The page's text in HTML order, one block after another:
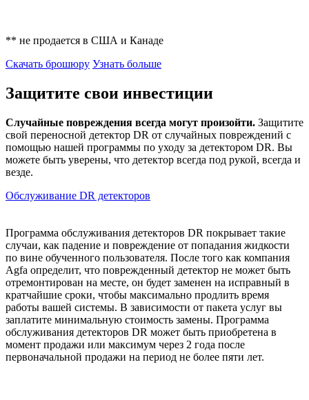
** не продается в США и Канаде
Скачать брошюру Узнать больше
Защитите свои инвестиции
Случайные повреждения всегда могут произойти. Защитите
свой переносной детектор DR от случайных повреждений с
помощью нашей программы по уходу за детектором DR. Вы
можете быть уверены, что детектор всегда под рукой, всегда и
везде.
Обслуживание DR детекторов
Программа обслуживания детекторов DR покрывает такие
случаи, как падение и повреждение от попадания жидкости
по вине обученного пользователя. После того как компания
Agfa определит, что поврежденный детектор не может быть
отремонтирован на месте, он будет заменен на исправный в
кратчайшие сроки, чтобы максимально продлить время
работы вашей системы. В зависимости от пакета услуг вы
заплатите минимальную стоимость замены. Программа
обслуживания детекторов DR может быть приобретена в
момент продажи или максимум через 2 года после
первоначальной продажи на период не более пяти лет.